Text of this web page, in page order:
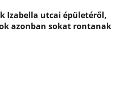
Izabella utcai épületéről,
azonban sokat rontanak